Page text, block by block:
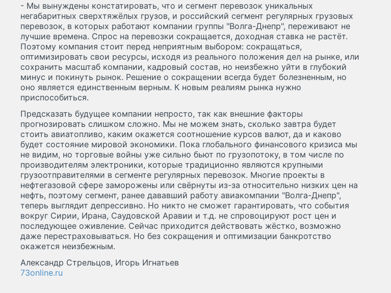
- Мы вынуждены констатировать, что и сегмент перевозок уникальных
негабаритных сверхтяжёлых грузов, и российский сегмент регулярных грузовых
перевозок, в которых работают компании группы "Волга-Днепр", переживают не
лучшие времена. Спрос на перевозки сокращается, доходная ставка не растёт.
Поэтому компания стоит перед неприятным выбором: сокращаться,
оптимизировать свои ресурсы, исходя из реального положения дел на рынке, или
сохранить масштаб компании, кадровый состав, но неизбежно уйти в глубокий
минус и покинуть рынок. Решение о сокращении всегда будет болезненным, но
оно является единственным верным. К новым реалиям рынка нужно
приспособиться.
Предсказать будущее компании непросто, так как внешние факторы
прогнозировать слишком сложно. Мы не можем знать, сколько завтра будет
стоить авиатопливо, каким окажется соотношение курсов валют, да и каково
будет состояние мировой экономики. Пока глобального финансового кризиса мы
не видим, но торговые войны уже сильно бьют по грузопотоку, в том числе по
производителям электроники, которые традиционно являются крупными
грузоотправителями в сегменте регулярных перевозок. Многие проекты в
нефтегазовой сфере заморожены или свёрнуты из-за относительно низких цен на
нефть, поэтому сегмент, ранее дававший работу авиакомпании "Волга-Днепр",
теперь выглядит депрессивно. Но никто не сможет гарантировать, что события
вокруг Сирии, Ирана, Саудовской Аравии и т.д. не спровоцируют рост цен и
последующее оживление. Сейчас приходится действовать жёстко, возможно
даже перестраховываться. Но без сокращения и оптимизации банкротство
окажется неизбежным.
Александр Стрельцов, Игорь Игнатьев
73online.ru